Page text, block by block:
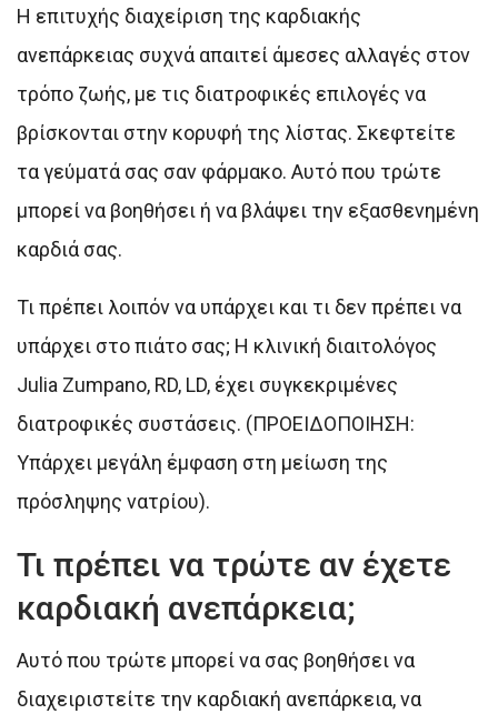
Η επιτυχής διαχείριση της καρδιακής
ανεπάρκειας συχνά απαιτεί άμεσες αλλαγές στον
τρόπο ζωής, με τις διατροφικές επιλογές να
βρίσκονται στην κορυφή της λίστας. Σκεφτείτε
τα γεύματά σας σαν φάρμακο. Αυτό που τρώτε
μπορεί να βοηθήσει ή να βλάψει την εξασθενημένη
καρδιά σας.
Τι πρέπει λοιπόν να υπάρχει και τι δεν πρέπει να
υπάρχει στο πιάτο σας; Η κλινική διαιτολόγος
Julia Zumpano, RD, LD, έχει συγκεκριμένες
διατροφικές συστάσεις. (ΠΡΟΕΙΔΟΠΟΙΗΣΗ:
Υπάρχει μεγάλη έμφαση στη μείωση της
πρόσληψης νατρίου).
Τι πρέπει να τρώτε αν έχετε
καρδιακή ανεπάρκεια;
Αυτό που τρώτε μπορεί να σας βοηθήσει να
διαχειριστείτε την καρδιακή ανεπάρκεια, να